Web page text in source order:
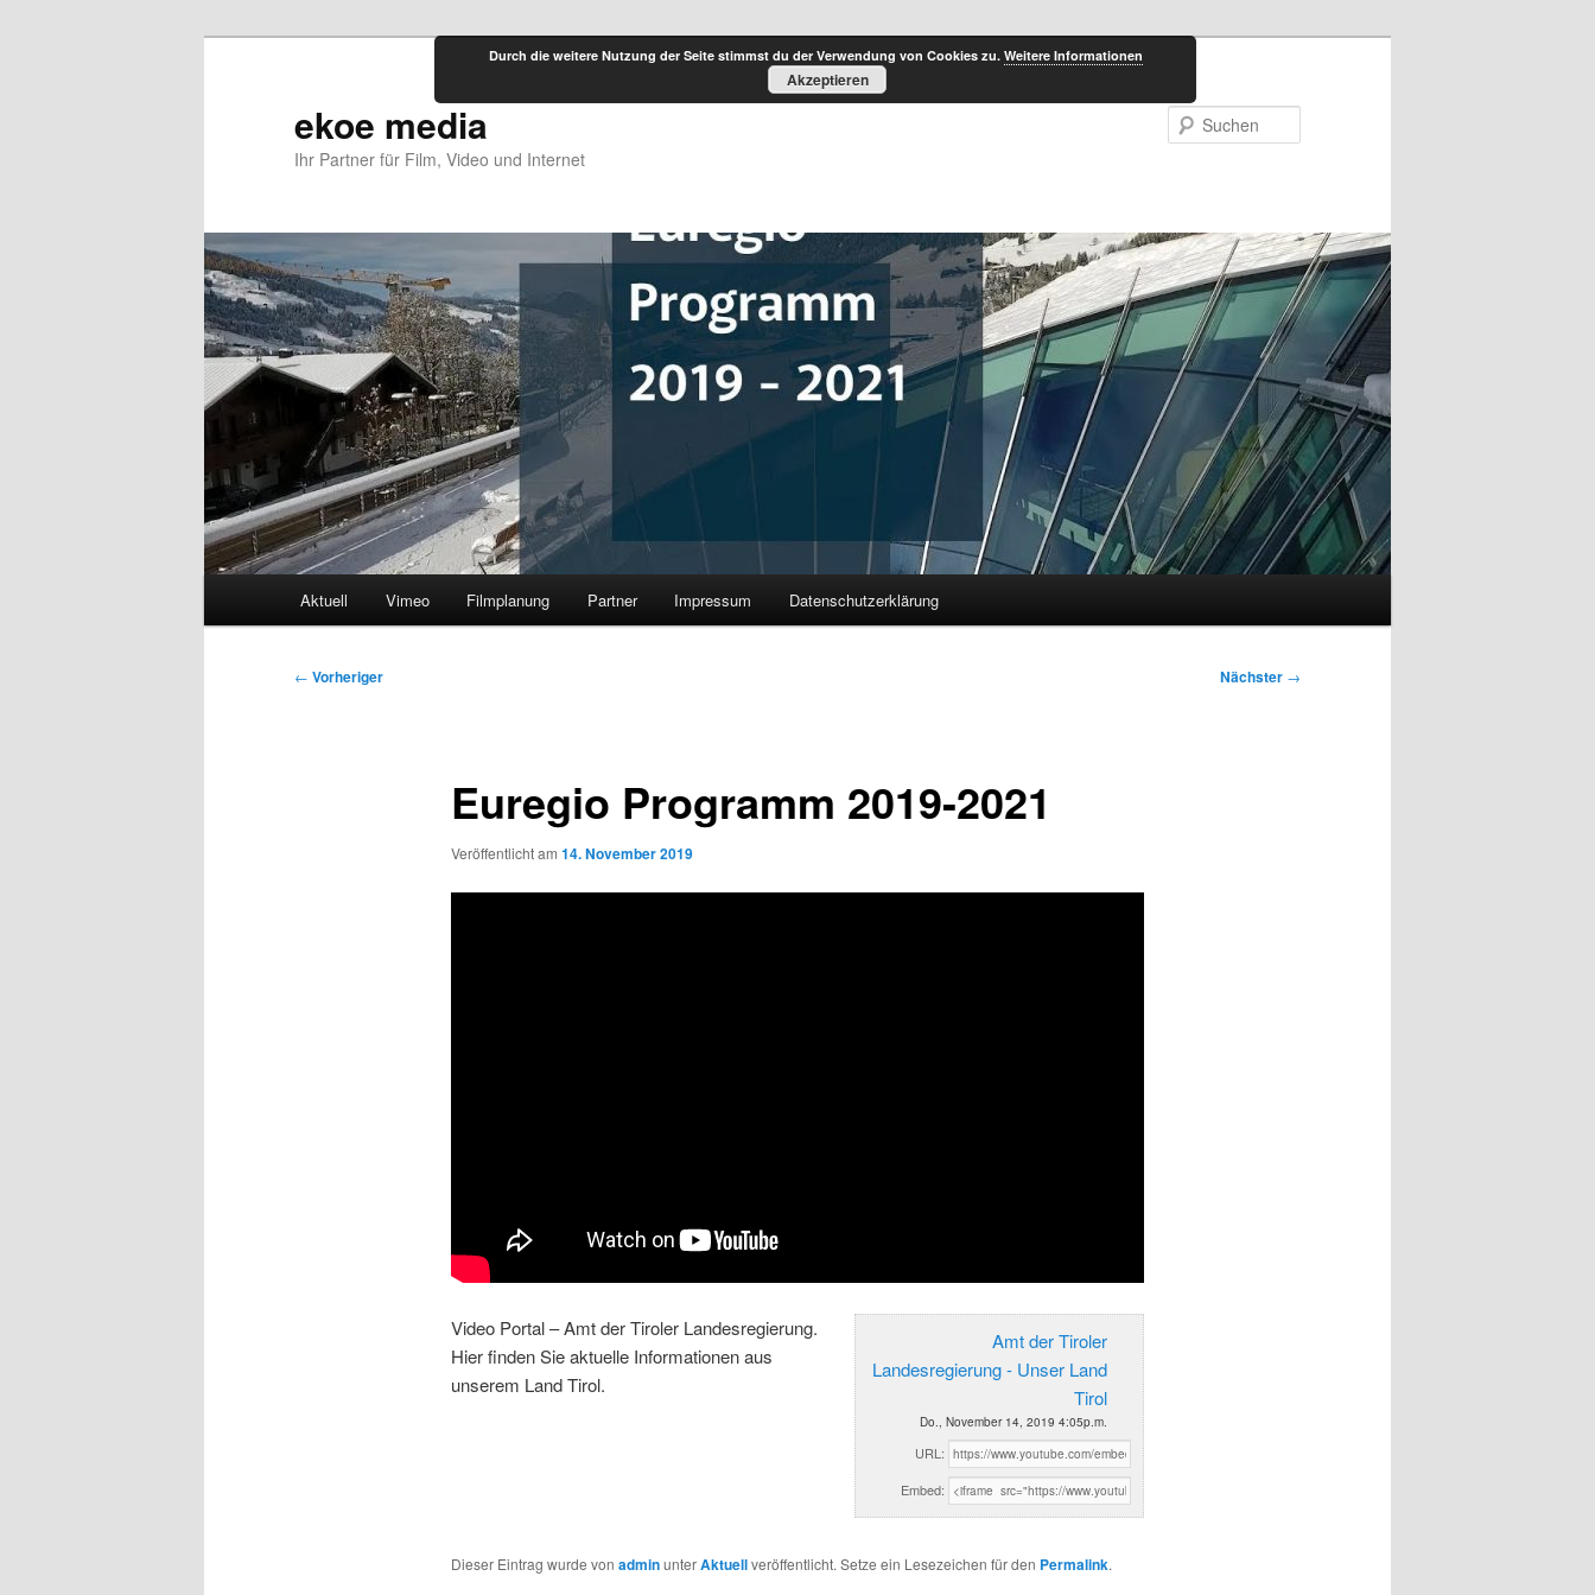
ekoe media
Ihr Partner für Film, Video und Internet
Aktuell Vimeo Filmplanung Partner Impressum Datenschutzerklärung
Beitragsnavigation
← Vorheriger Nächster →
Euregio Programm 2019-2021
Veröffentlicht am 14. November 2019
Amt der Tiroler
Landesregierung - Unser Land
Tirol
Do., November 14, 2019 4:05p.m.
URL:
Embed:
Video Portal – Amt der Tiroler Landesregierung.
Hier finden Sie aktuelle Informationen aus
unserem Land Tirol.
Dieser Eintrag wurde von adminunterAktuellveröffentlicht. Setze ein Lesezeichen für den Permalink.
Durch die weitere Nutzung der Seite stimmst du der Verwendung von Cookies zu. Weitere Informationen
Akzeptieren